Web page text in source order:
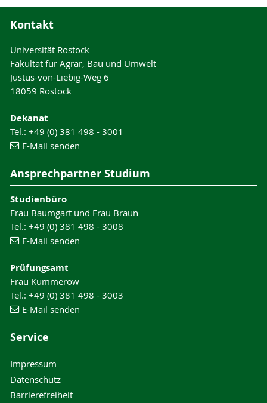
Kontakt
Universität Rostock
Fakultät für Agrar, Bau und Umwelt
Justus-von-Liebig-Weg 6
18059 Rostock
Dekanat
Tel.: +49 (0) 381 498 - 3001
E-Mail senden
Ansprechpartner Studium
Studienbüro
Frau Baumgart und Frau Braun
Tel.: +49 (0) 381 498 - 3008
E-Mail senden
Prüfungsamt
Frau Kummerow
Tel.: +49 (0) 381 498 - 3003
E-Mail senden
Service
Impressum
Datenschutz
Barrierefreiheit